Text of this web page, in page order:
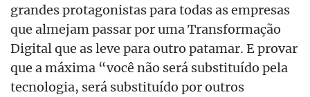
grandes protagonistas para todas as empresas
que almejam passar por uma Transformação
Digital que as leve para outro patamar. E provar
que a máxima “você não será substituído pela
tecnologia, será substituído por outros